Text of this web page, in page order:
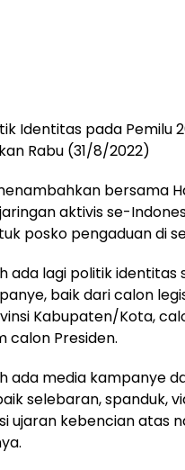
Identitas pada Pemilu
Rabu (31/8/2022)
bersama
jaringan aktivis se-
posko pengaduan di
ada lagi politik identitas
baik dari calon
Kabupaten/Kota,
calon Presiden.
ada media kampanye
selebaran, spanduk,
ujaran kebencian atas